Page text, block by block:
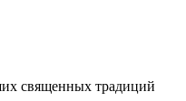
священных традиций